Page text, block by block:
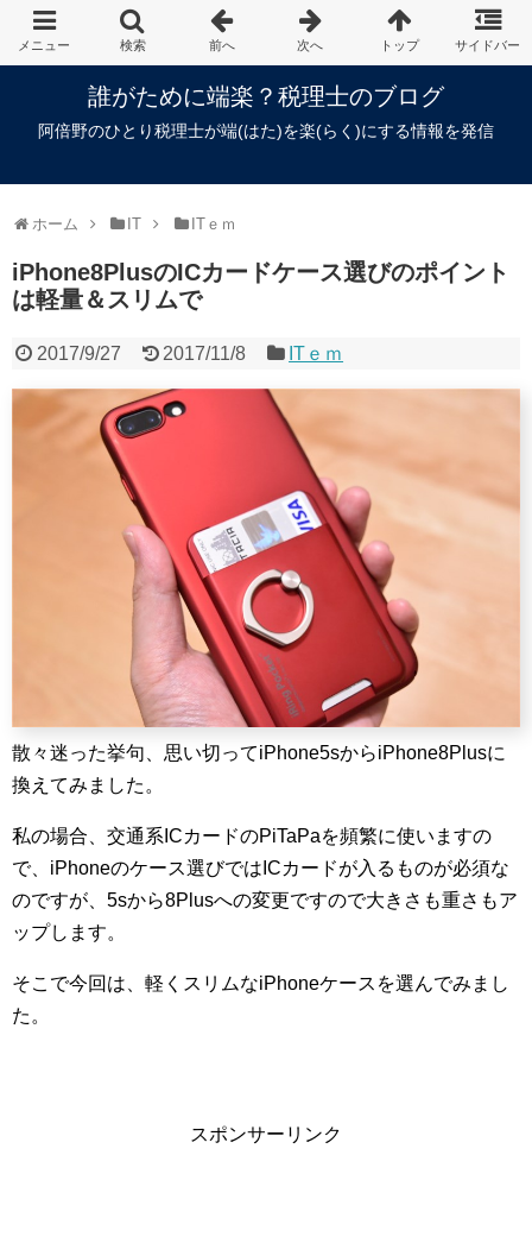
誰がために端楽？税理士のブログ
阿倍野のひとり税理士が端(はた)を楽(らく)にする情報を発信
ホーム IT ITｅｍ
iPhone8PlusのICカードケース選びのポイント
は軽量＆スリムで
2017/9/27 2017/11/8 ITｅｍ
散々迷った挙句、思い切ってiPhone5sからiPhone8Plusに
換えてみました。
私の場合、交通系ICカードのPiTaPaを頻繁に使いますの
で、iPhoneのケース選びではICカードが入るものが必須な
のですが、5sから8Plusへの変更ですので大きさも重さもア
ップします。
そこで今回は、軽くスリムなiPhoneケースを選んでみまし
た。
スポンサーリンク